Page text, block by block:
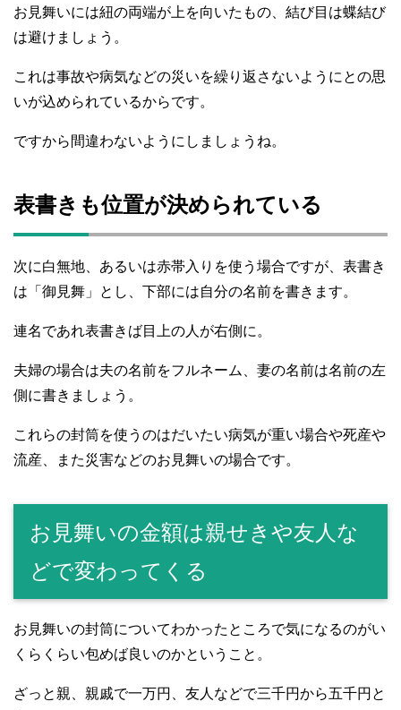
お見舞いには紐の両端が上を向いたもの、結び目は蝶結び
は避けましょう。
これは事故や病気などの災いを繰り返さないようにとの思
いが込められているからです。
ですから間違わないようにしましょうね。
表書きも位置が決められている
次に白無地、あるいは赤帯入りを使う場合ですが、表書き
は「御見舞」とし、下部には自分の名前を書きます。
連名であれ表書きば目上の人が右側に。
夫婦の場合は夫の名前をフルネーム、妻の名前は名前の左
側に書きましょう。
これらの封筒を使うのはだいたい病気が重い場合や死産や
流産、また災害などのお見舞いの場合です。
お見舞いの金額は親せきや友人な
どで変わってくる
お見舞いの封筒についてわかったところで気になるのがい
くらくらい包めば良いのかということ。
ざっと親、親戚で一万円、友人などで三千円から五千円と